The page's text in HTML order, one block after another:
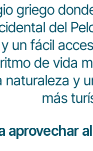
griego
del
un fácil
de vida
y
más
aprovechar